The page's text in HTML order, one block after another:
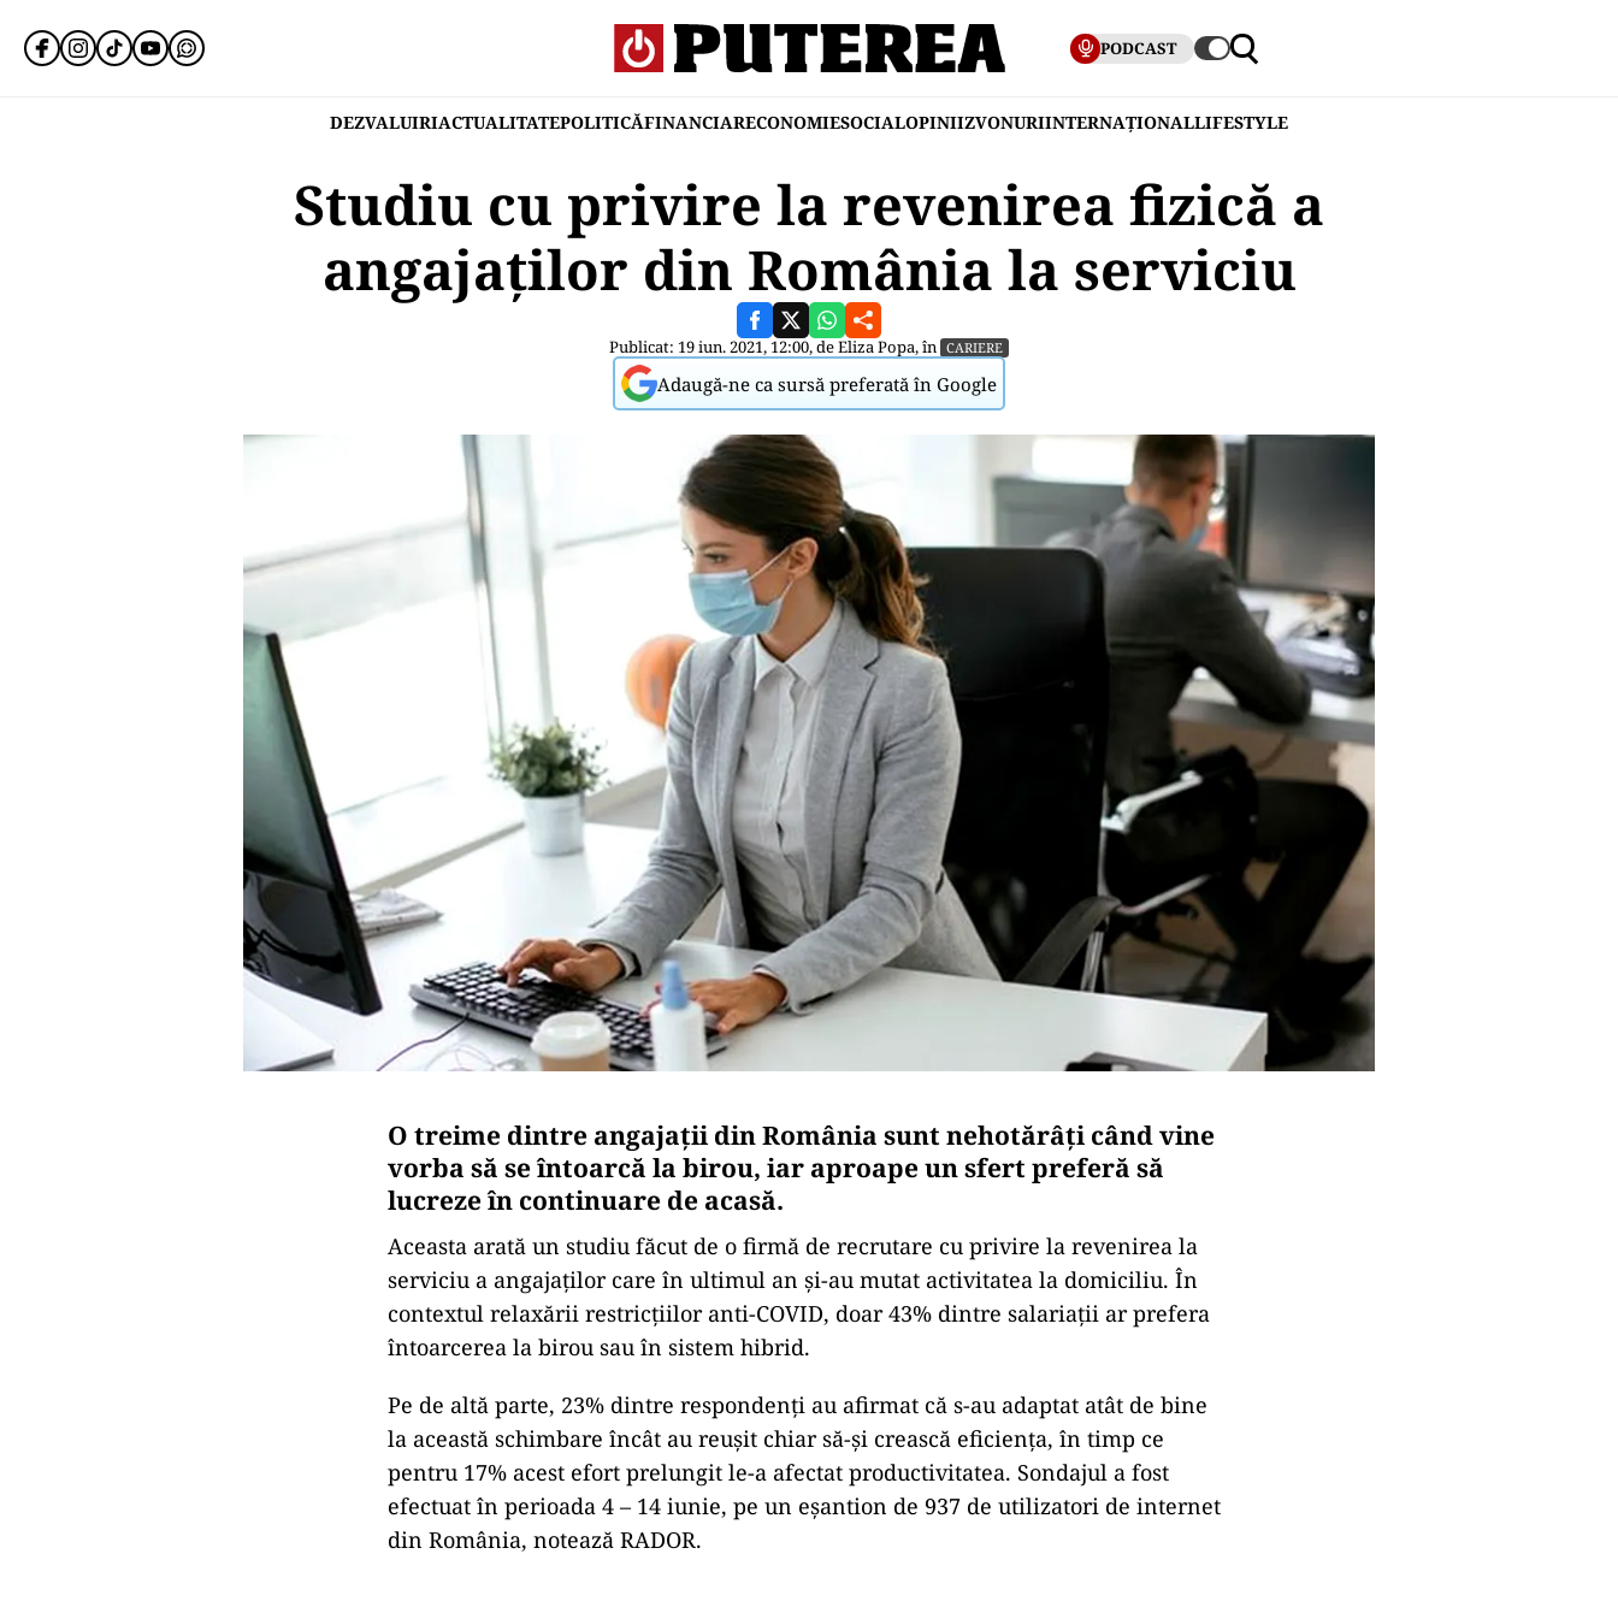
PODCAST
DEZVALUIRIACTUALITATEPOLITICĂFINANCIARECONOMIESOCIALOPINIIZVONURIINTERNAȚIONALLIFESTYLE
Studiu cu privire la revenirea fizică a
angajaţilor din România la serviciu
Publicat: 19 iun. 2021, 12:00, deEliza Popa, în CARIERE
Adaugă-ne ca sursă preferată în Google
O treime dintre angajații din România sunt nehotărâți când vine
vorba să se întoarcă la birou, iar aproape un sfert preferă să
lucreze în continuare de acasă.
Aceasta arată un studiu făcut de o firmă de recrutare cu privire la revenirea la
serviciu a angajaților care în ultimul an și-au mutat activitatea la domiciliu. În
contextul relaxării restricțiilor anti-COVID, doar 43% dintre salariații ar prefera
întoarcerea la birou sau în sistem hibrid.
Pe de altă parte, 23% dintre respondenți au afirmat că s-au adaptat atât de bine
la această schimbare încât au reușit chiar să-și crească eficiența, în timp ce
pentru 17% acest efort prelungit le-a afectat productivitatea. Sondajul a fost
efectuat în perioada 4 – 14 iunie, pe un eșantion de 937 de utilizatori de internet
din România, notează RADOR.